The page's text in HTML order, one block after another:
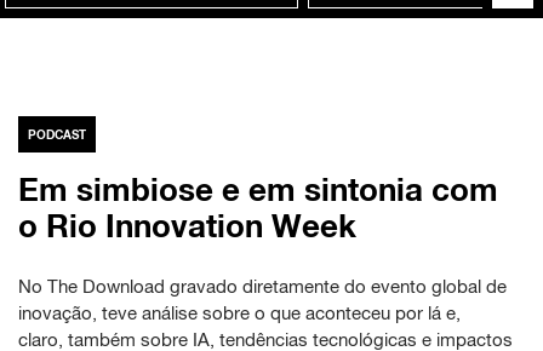
PODCAST
Em simbiose e em sintonia com
o Rio Innovation Week
No The Download gravado diretamente do evento global de
inovação, teve análise sobre o que aconteceu por lá e,
claro, também sobre IA, tendências tecnológicas e impactos